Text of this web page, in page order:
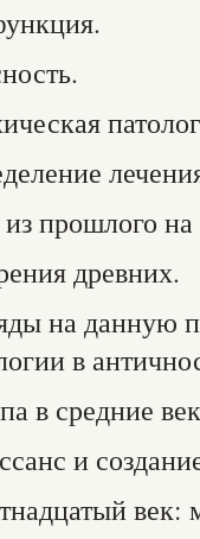
из прошлого
древних.
на данную
в
в средние
и
век: